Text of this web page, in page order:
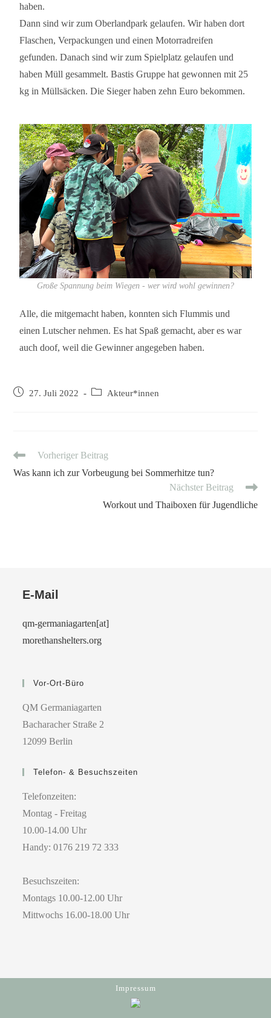
haben.
Dann sind wir zum Oberlandpark gelaufen. Wir haben dort
Flaschen, Verpackungen und einen Motorradreifen
gefunden. Danach sind wir zum Spielplatz gelaufen und
haben Müll gesammelt. Bastis Gruppe hat gewonnen mit 25
kg in Müllsäcken. Die Sieger haben zehn Euro bekommen.
Große Spannung beim Wiegen - wer wird wohl gewinnen?
Alle, die mitgemacht haben, konnten sich Flummis und
einen Lutscher nehmen. Es hat Spaß gemacht, aber es war
auch doof, weil die Gewinner angegeben haben.
27. Juli 2022 Akteur*innen
Vorheriger Beitrag
Was kann ich zur Vorbeugung bei Sommerhitze tun?
Nächster Beitrag
Workout und Thaiboxen für Jugendliche
E-Mail
qm-germaniagarten[at]
morethanshelters.org
Vor-Ort-Büro
QM Germaniagarten
Bacharacher Straße 2
12099 Berlin
Telefon- & Besuchszeiten
Telefonzeiten:
Montag - Freitag
10.00-14.00 Uhr
Handy: 0176 219 72 333
Besuchszeiten:
Montags 10.00-12.00 Uhr
Mittwochs 16.00-18.00 Uhr
Impressum